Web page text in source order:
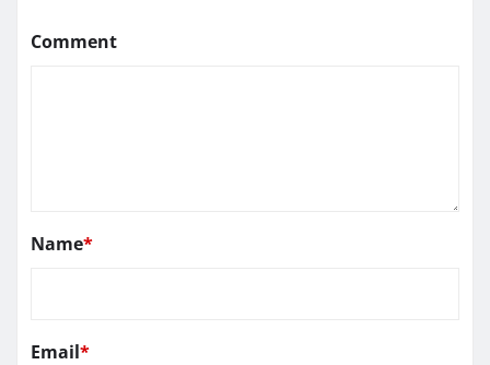
Comment
Name*
Email*